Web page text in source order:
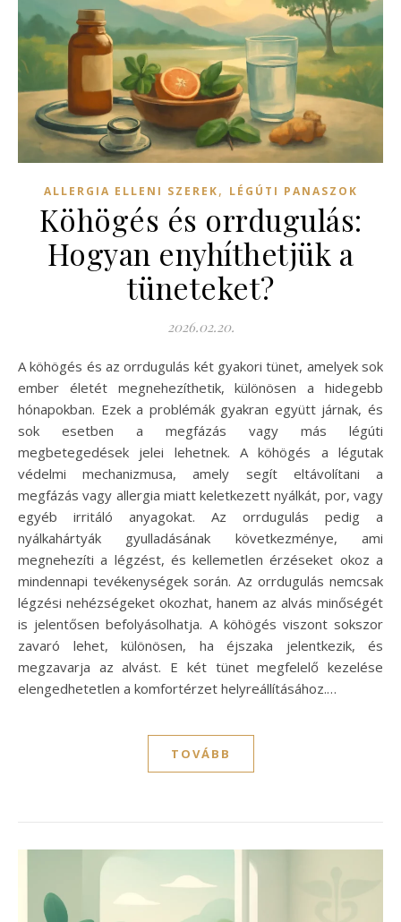
ALLERGIA ELLENI SZEREK, LÉGÚTI PANASZOK
Köhögés és orrdugulás:
Hogyan enyhíthetjük a
tüneteket?
2026.02.20.
A köhögés és az orrdugulás két gyakori tünet, amelyek sok
ember életét megnehezíthetik, különösen a hidegebb
hónapokban. Ezek a problémák gyakran együtt járnak, és
sok esetben a megfázás vagy más légúti
megbetegedések jelei lehetnek. A köhögés a légutak
védelmi mechanizmusa, amely segít eltávolítani a
megfázás vagy allergia miatt keletkezett nyálkát, por, vagy
egyéb irritáló anyagokat. Az orrdugulás pedig a
nyálkahártyák gyulladásának következménye, ami
megnehezíti a légzést, és kellemetlen érzéseket okoz a
mindennapi tevékenységek során. Az orrdugulás nemcsak
légzési nehézségeket okozhat, hanem az alvás minőségét
is jelentősen befolyásolhatja. A köhögés viszont sokszor
zavaró lehet, különösen, ha éjszaka jelentkezik, és
megzavarja az alvást. E két tünet megfelelő kezelése
elengedhetetlen a komfortérzet helyreállításához.…
TOVÁBB